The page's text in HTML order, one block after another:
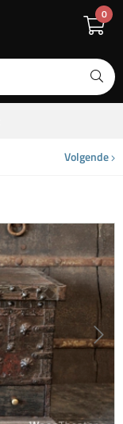
0
Volgende